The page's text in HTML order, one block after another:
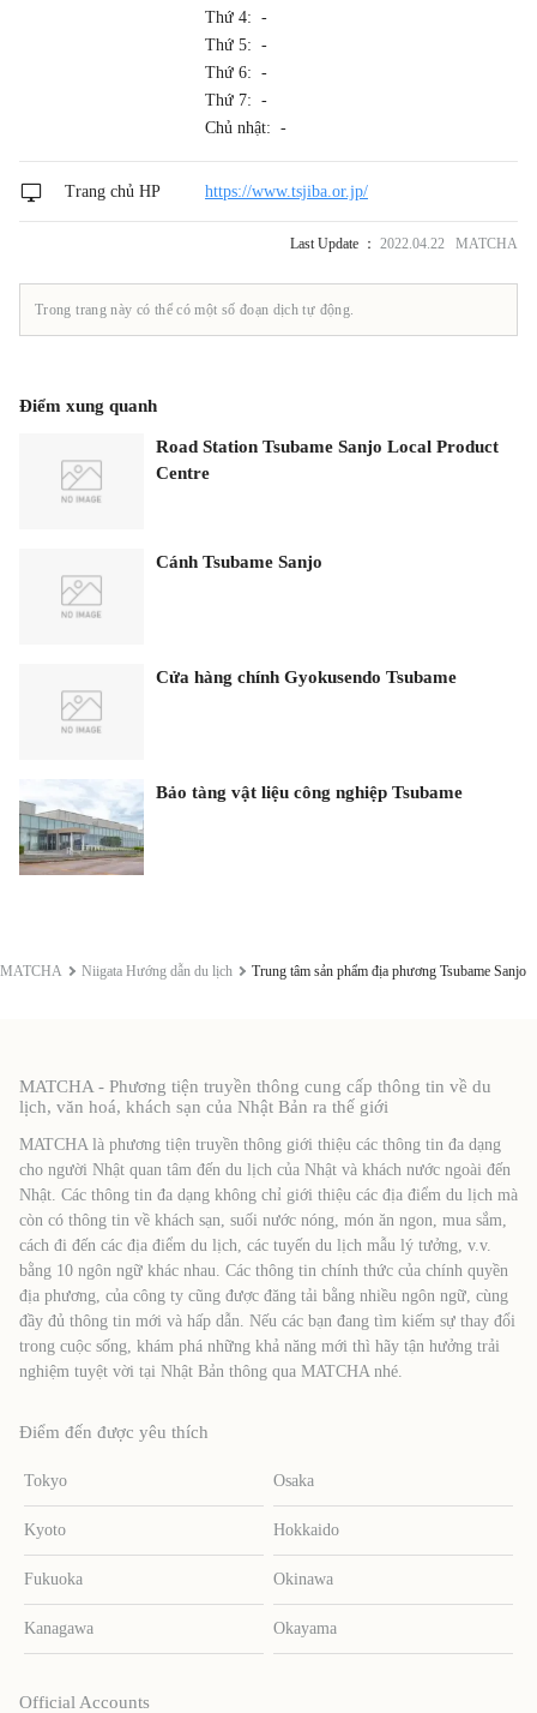
Thứ 4: -
Thứ 5: -
Thứ 6: -
Thứ 7: -
Chủ nhật: -
Trang chủ HP https://www.tsjiba.or.jp/
Last Update ： 2022.04.22 MATCHA
Trong trang này có thể có một số đoạn dịch tự động.
Điểm xung quanh
Road Station Tsubame Sanjo Local Product
Centre
Cánh Tsubame Sanjo
Cửa hàng chính Gyokusendo Tsubame
Bảo tàng vật liệu công nghiệp Tsubame
MATCHA Niigata Hướng dẫn du lịch Trung tâm sản phẩm địa phương Tsubame Sanjo
MATCHA - Phương tiện truyền thông cung cấp thông tin về du
lịch, văn hoá, khách sạn của Nhật Bản ra thế giới
MATCHA là phương tiện truyền thông giới thiệu các thông tin đa dạng
cho người Nhật quan tâm đến du lịch của Nhật và khách nước ngoài đến
Nhật. Các thông tin đa dạng không chỉ giới thiệu các địa điểm du lịch mà
còn có thông tin về khách sạn, suối nước nóng, món ăn ngon, mua sắm,
cách đi đến các địa điểm du lịch, các tuyến du lịch mẫu lý tưởng, v.v.
bằng 10 ngôn ngữ khác nhau. Các thông tin chính thức của chính quyền
địa phương, của công ty cũng được đăng tải bằng nhiều ngôn ngữ, cùng
đầy đủ thông tin mới và hấp dẫn. Nếu các bạn đang tìm kiếm sự thay đổi
trong cuộc sống, khám phá những khả năng mới thì hãy tận hưởng trải
nghiệm tuyệt vời tại Nhật Bản thông qua MATCHA nhé.
Điểm đến được yêu thích
Tokyo Osaka
Kyoto Hokkaido
Fukuoka Okinawa
Kanagawa Okayama
Official Accounts